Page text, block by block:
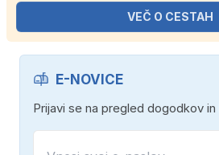
VEČ O CESTAH
E-NOVICE
Prijavi se na pregled dogodkov